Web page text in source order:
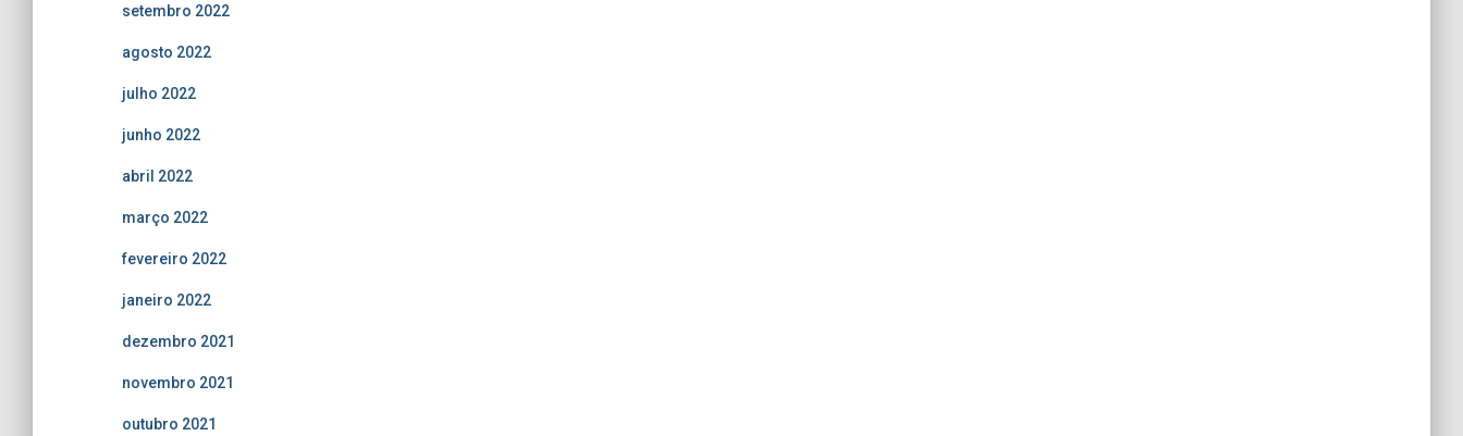
setembro 2022
agosto 2022
julho 2022
junho 2022
abril 2022
março 2022
fevereiro 2022
janeiro 2022
dezembro 2021
novembro 2021
outubro 2021